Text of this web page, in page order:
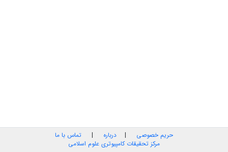
حریم خصوصی | درباره | تماس با ما
مرکز تحقیقات کامپیوتری علوم اسلامی